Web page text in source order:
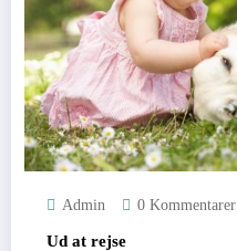
Admin 0 Kommentarer
Ud at rejse